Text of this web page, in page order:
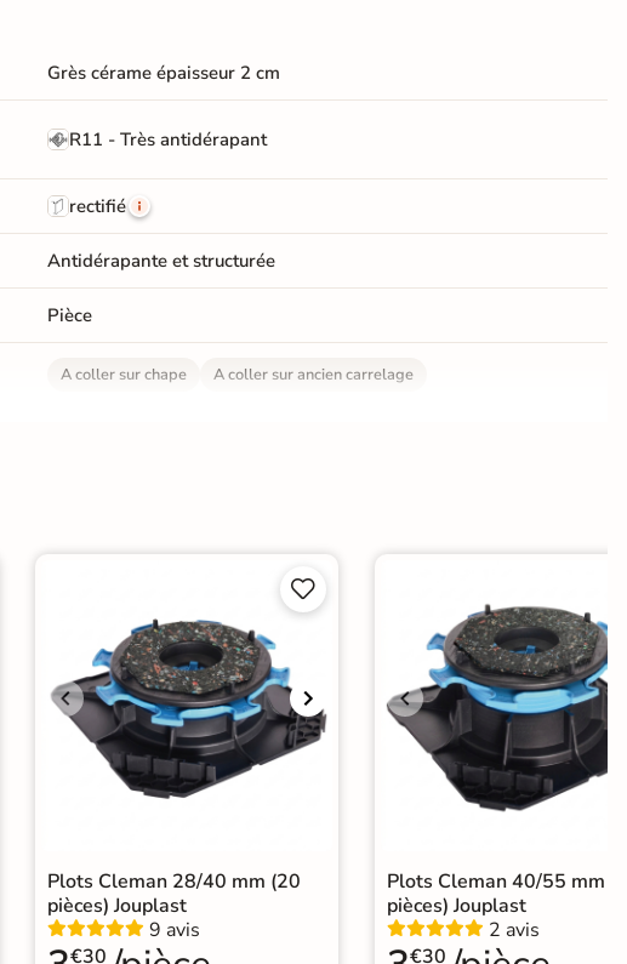
Grès cérame épaisseur 2 cm
R11 - Très antidérapant
rectifié
Antidérapante et structurée
Pièce
A coller sur chape A coller sur ancien carrelage


Plots Cleman 28/40 mm (20
pièces) Jouplast
9 avis
€30
Plots Cleman 40/55 mm
pièces) Jouplast
2 avis
€30